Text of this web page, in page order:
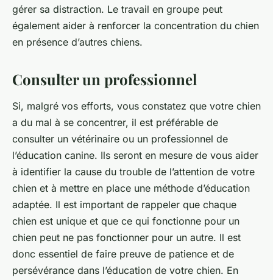
gérer sa distraction. Le travail en groupe peut
également aider à renforcer la concentration du chien
en présence d’autres chiens.
Consulter un professionnel
Si, malgré vos efforts, vous constatez que votre chien
a du mal à se concentrer, il est préférable de
consulter un vétérinaire ou un professionnel de
l’éducation canine. Ils seront en mesure de vous aider
à identifier la cause du trouble de l’attention de votre
chien et à mettre en place une méthode d’éducation
adaptée. Il est important de rappeler que chaque
chien est unique et que ce qui fonctionne pour un
chien peut ne pas fonctionner pour un autre. Il est
donc essentiel de faire preuve de patience et de
persévérance dans l’éducation de votre chien. En